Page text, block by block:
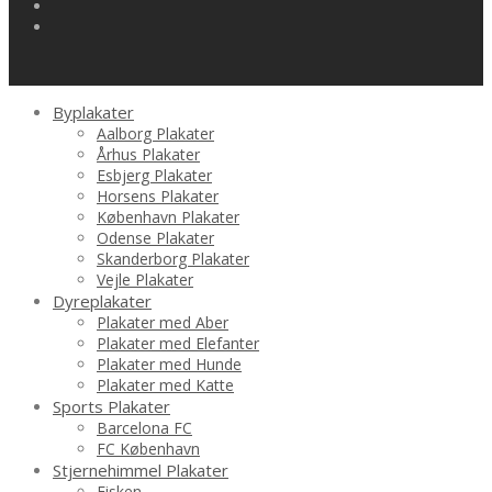
Byplakater
Aalborg Plakater
Århus Plakater
Esbjerg Plakater
Horsens Plakater
København Plakater
Odense Plakater
Skanderborg Plakater
Vejle Plakater
Dyreplakater
Plakater med Aber
Plakater med Elefanter
Plakater med Hunde
Plakater med Katte
Sports Plakater
Barcelona FC
FC København
Stjernehimmel Plakater